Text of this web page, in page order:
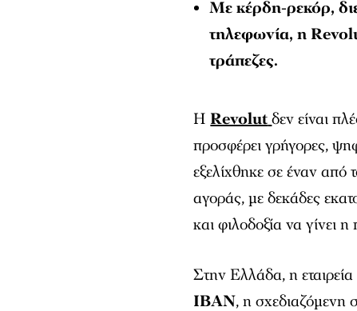
Με κέρδη-ρεκόρ,
τηλεφωνία, η
τράπεζες.
Η Revolut δεν είναι
προσφέρει γρήγορες,
εξελίχθηκε σε έναν από
αγοράς, με δεκάδες
και φιλοδοξία να γίνει
Στην Ελλάδα, η
IBAN, η σχεδιαζόμενη